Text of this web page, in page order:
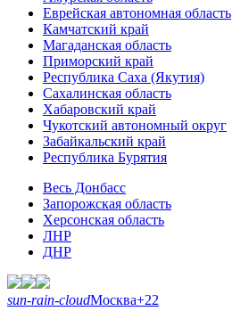
Еврейская автономная область
Камчатский край
Магаданская область
Приморский край
Республика Саха (Якутия)
Сахалинская область
Хабаровский край
Чукотский автономный округ
Забайкальский край
Республика Бурятия
Весь Донбасс
Запорожская область
Херсонская область
ЛНР
ДНР
sun-rain-cloudМосква+22